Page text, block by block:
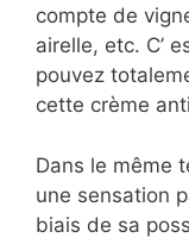
compte de
airelle, etc. C’
pouvez
cette crème
Dans le même
une sensation
biais de sa